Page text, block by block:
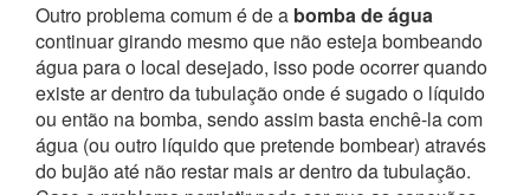
Outro problema comum é de a bomba de água
continuar girando mesmo que não esteja bombeando
água para o local desejado, isso pode ocorrer quando
existe ar dentro da tubulação onde é sugado o líquido
ou então na bomba, sendo assim basta enchê-la com
água (ou outro líquido que pretende bombear) através
do bujão até não restar mais ar dentro da tubulação.